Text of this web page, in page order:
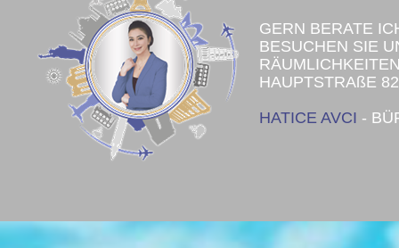
GERN BERATE
BESUCHEN SIE
HAUPTSTRAßE
HATICE AVCI -